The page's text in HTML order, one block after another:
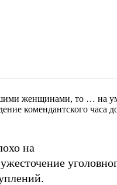
женщинами, то … на
комендантского часа
на